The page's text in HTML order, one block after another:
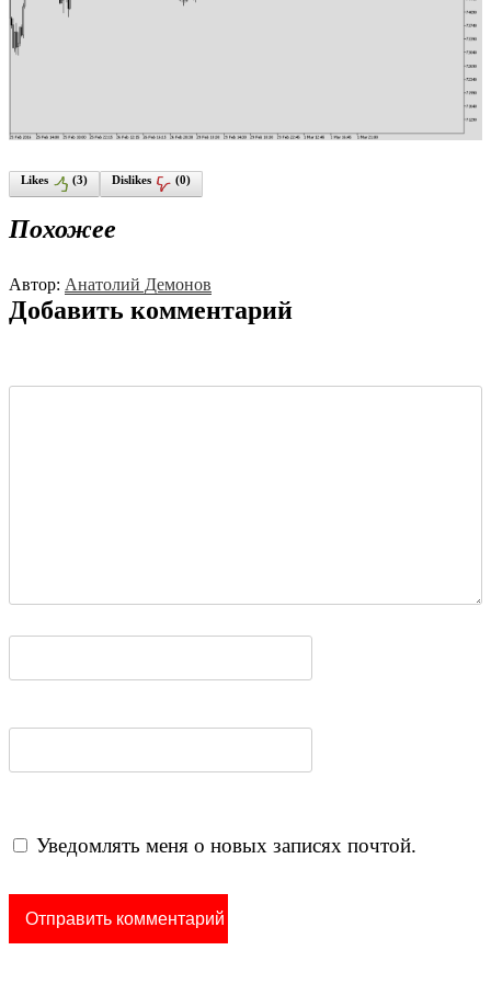
Likes (3) Dislikes (0)
Похожее
Автор: Анатолий Демонов
Добавить комментарий
Уведомлять меня о новых записях почтой.